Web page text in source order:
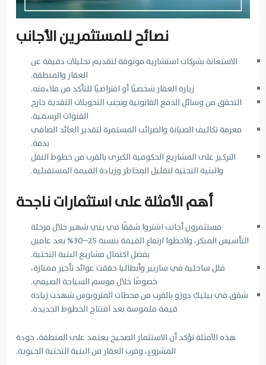
نصائح للمستثمرين الأجانب
الاستعانة بشركات استشارية موثوقة لتقديم تحليلات دقيقة عن
العقار والمنطقة.
زيارة العقار شخصيًا أو افتراضيًا للتأكد من ملاءمته.
التحقق من وسائل الدفع القانونية وتجنب التحويلات النقدية خارج
القنوات الرسمية.
معرفة تكاليف الصيانة والضرائب المستمرة لتقدير العائد الصافي
بدقة.
التركيز على المشاريع الحكومية الكبرى بالقرب من خطوط النقل
والبنية التحتية لتقليل المخاطر وزيادة القيمة المستقبلية.
أهم الأمثلة على استثمارات ناجحة
مستثمرون أجانب اشتروا شققًا في يني شهير خلال مرحلة
التأسيس المبكر، ولاحظوا ارتفاع القيمة بنسبة 25–30% بعد عامين
بفضل اكتمال مشاريع البنية التحتية.
فلل ساحلية في ساريير وأنطاليا حققت عوائد تأجير ممتازة،
خصوصًا خلال موسم السياحة الصيفي.
شقق في بيليك دوزو بالقرب من محطات المتروبوس شهدت زيادة
قيمة ملموسة بعد افتتاح الخطوط الجديدة.
هذه الأمثلة تؤكد أن الاستثمار الصحيح يعتمد على المنطقة، جودة
المشروع، وقرب العقار من البنية التحتية الحيوية.